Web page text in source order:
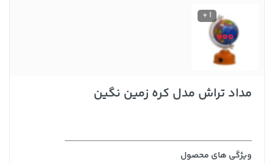
1 +
مداد تراش مدل کره زمین نگین
ویژگی های محصول